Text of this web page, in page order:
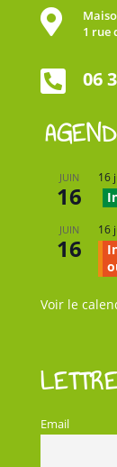

1 rue
 06
JUIN
16
16
JUIN
16
16
Voir le
Email